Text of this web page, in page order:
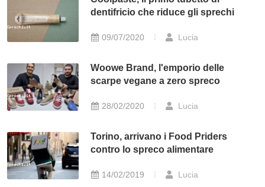
dentifricio che riduce gli sprechi
09/07/2020 Lucia
Woowe Brand, l'emporio delle
scarpe vegane a zero spreco
28/02/2020 Lucia
Torino, arrivano i Food Priders
contro lo spreco alimentare
14/02/2019 Lucia